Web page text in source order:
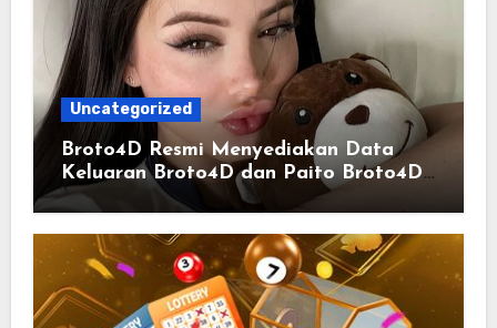
Uncategorized
Broto4D Resmi Menyediakan Data
Keluaran Broto4D dan Paito Broto4D
yang Selalu Diperbarui